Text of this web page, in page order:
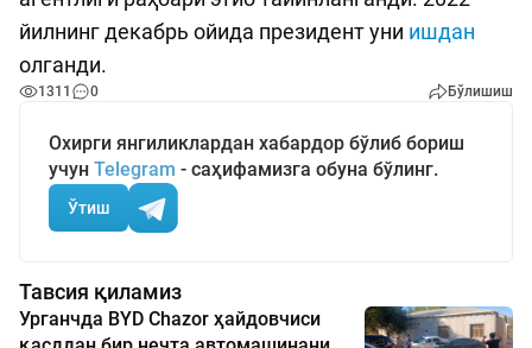
йилнинг декабрь ойида президент уни ишдан
олганди.
1311 0 Бўлишиш
Охирги янгиликлардан хабардор бўлиб бориш
учун Telegram - саҳифамизга обуна бўлинг.
Ўтиш
Тавсия қиламиз
Урганчда BYD Chazor ҳайдовчиси